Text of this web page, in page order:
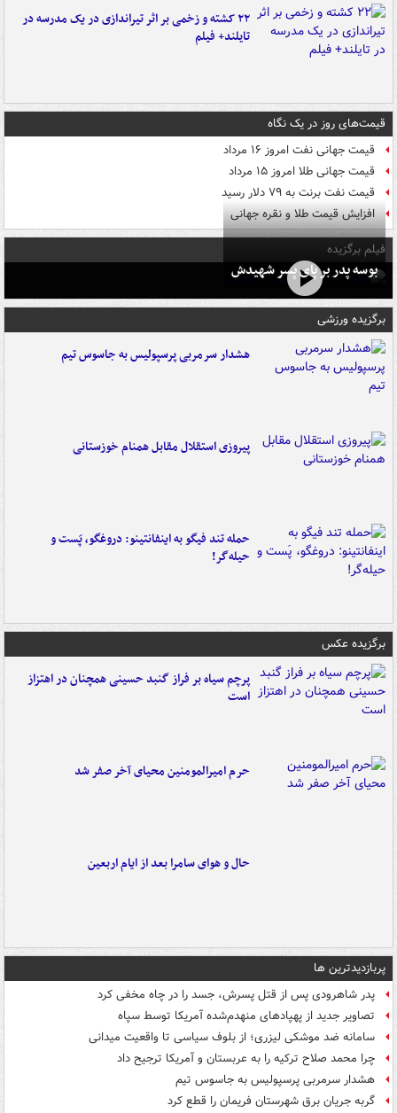
۲۲ کشته و زخمی بر اثر تیراندازی در یک مدرسه در
تایلند+ فیلم
قیمت‌های روز در یک نگاه
قیمت جهانی نفت امروز ۱۶ مرداد
قیمت جهانی طلا امروز ۱۵ مرداد
قیمت نفت برنت به ۷۹ دلار رسید
افزایش قیمت طلا و نقره جهانی
فیلم برگزیده
بوسه‌ پدر بر پای پسر شهیدش
برگزیده ورزشی
هشدار سرمربی پرسپولیس به جاسوس تیم
پیروزی استقلال مقابل همنام خوزستانی
حمله تند فیگو به اینفانتینو: دروغگو، پَست‌ و
حیله‌گر!
برگزیده عکس
پرچم سیاه بر فراز گنبد حسینی همچنان در اهتزاز
است
حرم امیرالمومنین محیای آخر صفر شد
حال و هوای سامرا بعد از ایام اربعین
پربازدیدترین ها
پدر شاهرودی پس از قتل پسرش، جسد را در چاه مخفی کرد
تصاویر جدید از پهپادهای منهدم‌شده آمریکا توسط سپاه
سامانه ضد موشکی لیزری؛ از بلوف سیاسی تا واقعیت میدانی
چرا محمد صلاح ترکیه را به عربستان و آمریکا ترجیح داد
هشدار سرمربی پرسپولیس به جاسوس تیم
گربه جریان برق شهرستان فریمان را قطع کرد